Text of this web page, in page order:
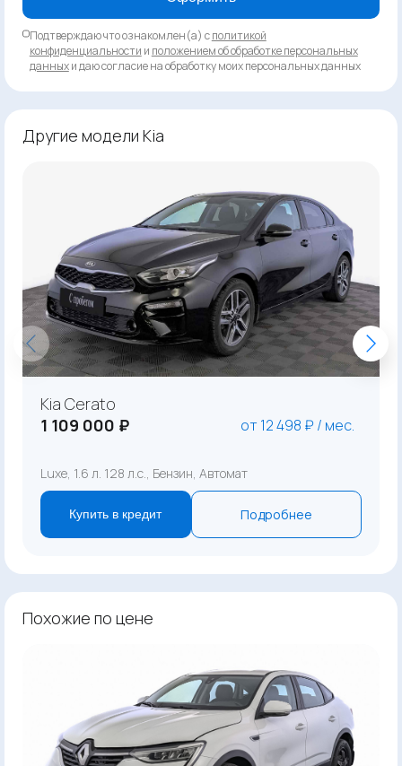
Подтверждаю что ознакомлен(а) сполитикой
конфиденциальности и положением об обработке персональных
данныхи даю согласие на обработку моих персональных данных
Другие модели Kia
Kia Cerato
1 109 000 ₽
от 12 498 ₽ / мес.
Luxe, 1.6 л. 128 л.с., Бензин, Автомат
Купить в кредит Подробнее
Похожие по цене